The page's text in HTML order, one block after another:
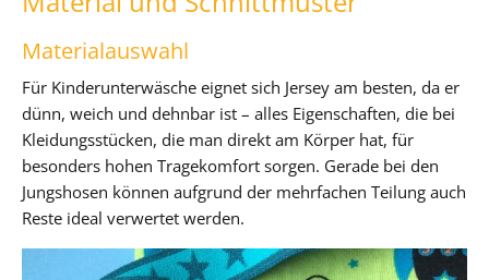
Materialauswahl
Für Kinderunterwäsche eignet sich Jersey am besten, da er
dünn, weich und dehnbar ist – alles Eigenschaften, die bei
Kleidungsstücken, die man direkt am Körper hat, für
besonders hohen Tragekomfort sorgen. Gerade bei den
Jungshosen können aufgrund der mehrfachen Teilung auch
Reste ideal verwertet werden.